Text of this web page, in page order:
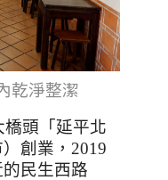
乾淨整潔
橋頭「延平北
創業，2019
民生西路